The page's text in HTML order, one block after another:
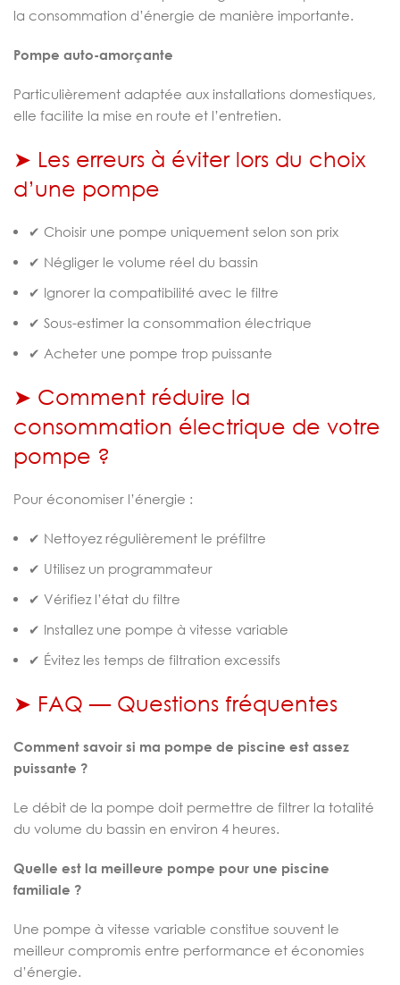
la consommation d’énergie de manière importante.
Pompe auto-amorçante
Particulièrement adaptée aux installations domestiques,
elle facilite la mise en route et l’entretien.
➤ Les erreurs à éviter lors du choix
d’une pompe
✔ Choisir une pompe uniquement selon son prix
✔ Négliger le volume réel du bassin
✔ Ignorer la compatibilité avec le filtre
✔ Sous-estimer la consommation électrique
✔ Acheter une pompe trop puissante
➤ Comment réduire la
consommation électrique de votre
pompe ?
Pour économiser l’énergie :
✔ Nettoyez régulièrement le préfiltre
✔ Utilisez un programmateur
✔ Vérifiez l’état du filtre
✔ Installez une pompe à vitesse variable
✔ Évitez les temps de filtration excessifs
➤ FAQ — Questions fréquentes
Comment savoir si ma pompe de piscine est assez
puissante ?
Le débit de la pompe doit permettre de filtrer la totalité
du volume du bassin en environ 4 heures.
Quelle est la meilleure pompe pour une piscine
familiale ?
Une pompe à vitesse variable constitue souvent le
meilleur compromis entre performance et économies
d’énergie.